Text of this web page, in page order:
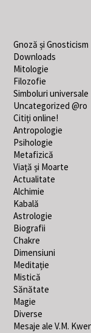
Gnoză și Gnosticism
Downloads
Mitologie
Filozofie
Simboluri universale
Uncategorized @ro
Citiți online!
Antropologie
Psihologie
Metafizică
Viață și Moarte
Actualitate
Alchimie
Kabală
Astrologie
Biografii
Chakre
Dimensiuni
Meditație
Mistică
Sănătate
Magie
Diverse
Mesaje ale V.M.